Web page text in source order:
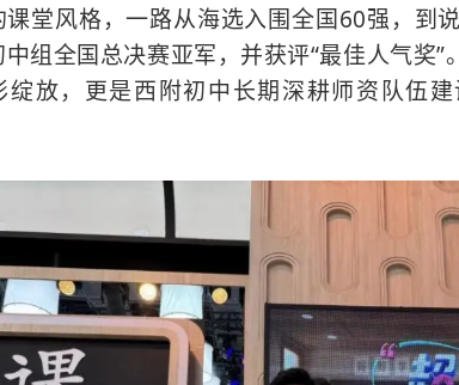
课堂风格，一路从海选入围全国60强，到
中组全国总决赛亚军，并获评“最佳人气奖
绽放，更是西附初中长期深耕师资队伍